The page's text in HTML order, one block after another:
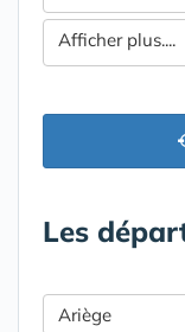
Afficher plus....
Les
Ariège